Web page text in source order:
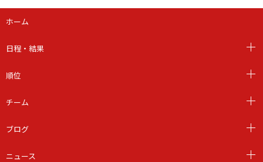
ホーム
日程・結果
順位
チーム
ブログ
ニュース